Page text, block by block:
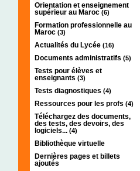
Orientation et enseignement
supérieur au Maroc (6)
Formation professionnelle au
Maroc (3)
Actualités du Lycée (16)
Documents administratifs (5)
Tests pour élèves et
enseignants (3)
Tests diagnostiques (4)
Ressources pour les profs (4)
Téléchargez des documents,
des tests, des devoirs, des
logiciels... (4)
Bibliothèque virtuelle
Dernières pages et billets
ajoutés